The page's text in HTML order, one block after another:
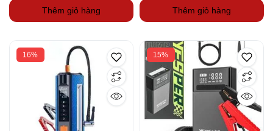
Thêm giỏ hàng Thêm giỏ hàng
16% 15%